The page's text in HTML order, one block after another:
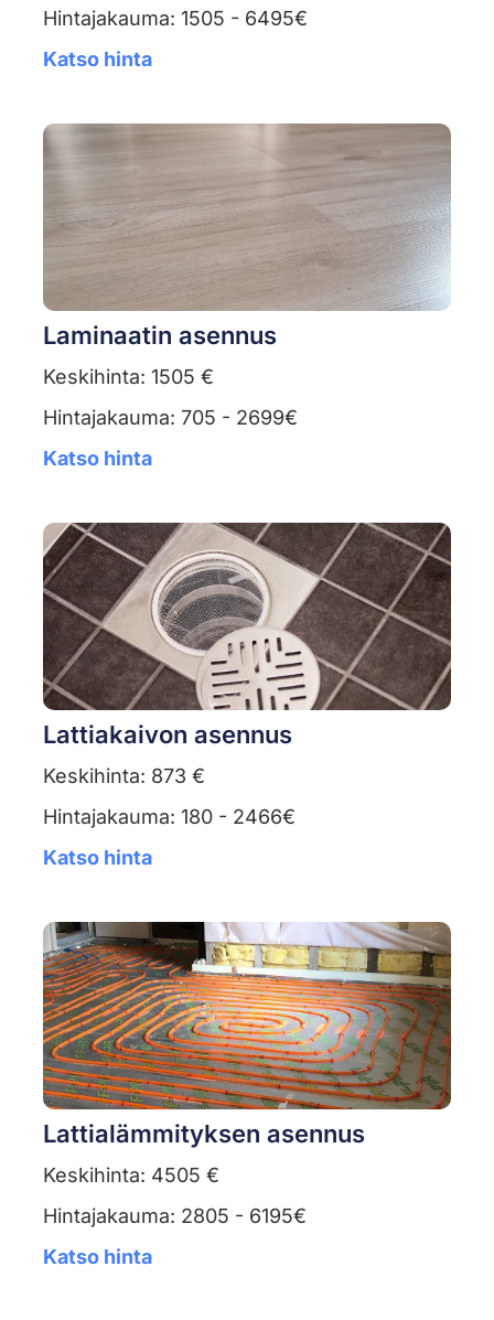
Hintajakauma: 1505 - 6495€
Katso hinta
Laminaatin asennus
Keskihinta: 1505 €
Hintajakauma: 705 - 2699€
Katso hinta
Lattiakaivon asennus
Keskihinta: 873 €
Hintajakauma: 180 - 2466€
Katso hinta
Lattialämmityksen asennus
Keskihinta: 4505 €
Hintajakauma: 2805 - 6195€
Katso hinta